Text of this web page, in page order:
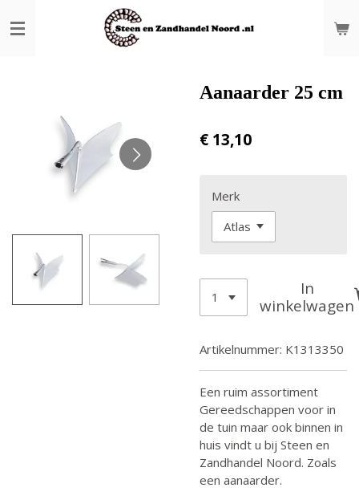
direct
Aanaarder 25 cm
€ 13,10
Merk
In
winkelwagen
Artikelnummer: K1313350
Een ruim assortiment
Gereedschappen voor in
de tuin maar ook binnen in
huis vindt u bij Steen en
Zandhandel Noord. Zoals
een aanaarder.